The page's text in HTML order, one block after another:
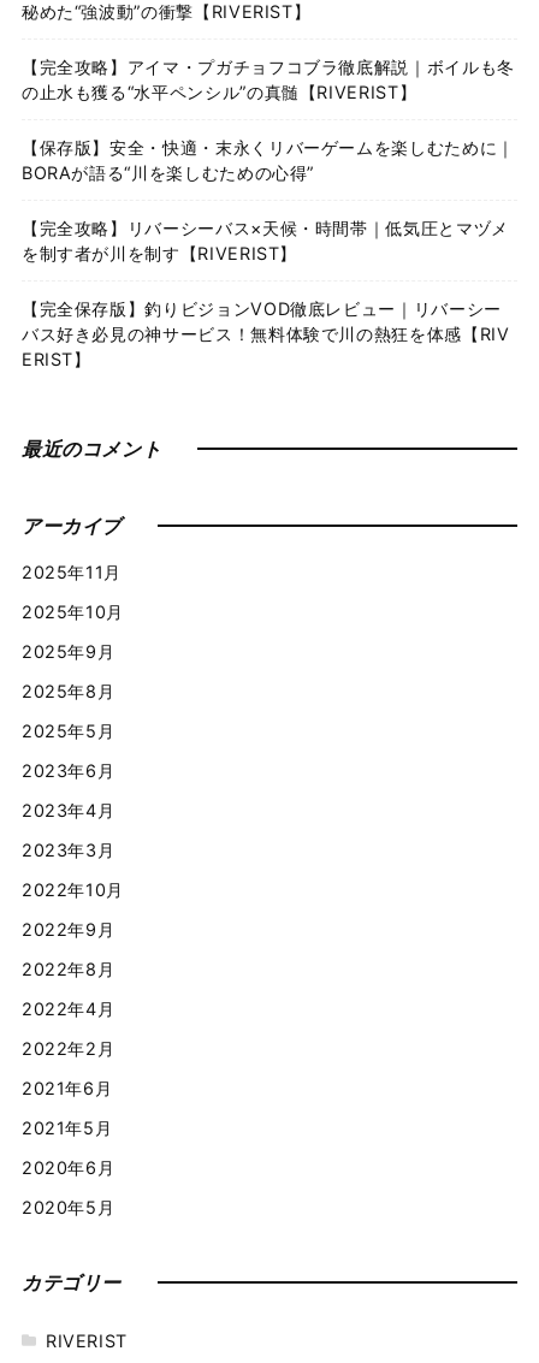
秘めた“強波動”の衝撃【RIVERIST】
【完全攻略】アイマ・プガチョフコブラ徹底解説｜ボイルも冬
の止水も獲る“水平ペンシル”の真髄【RIVERIST】
【保存版】安全・快適・末永くリバーゲームを楽しむために｜
BORAが語る“川を楽しむための心得”
【完全攻略】リバーシーバス×天候・時間帯｜低気圧とマヅメ
を制す者が川を制す【RIVERIST】
【完全保存版】釣りビジョンVOD徹底レビュー｜リバーシー
バス好き必見の神サービス！無料体験で川の熱狂を体感【RIV
ERIST】
最近のコメント
アーカイブ
2025年11月
2025年10月
2025年9月
2025年8月
2025年5月
2023年6月
2023年4月
2023年3月
2022年10月
2022年9月
2022年8月
2022年4月
2022年2月
2021年6月
2021年5月
2020年6月
2020年5月
カテゴリー
RIVERIST